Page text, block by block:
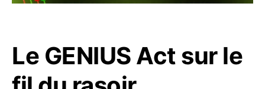
Le GENIUS Act sur le